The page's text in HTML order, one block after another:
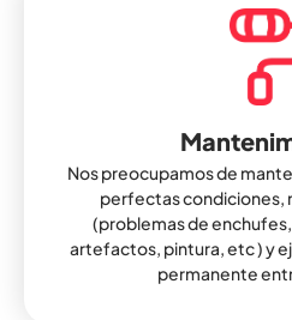
Nos preocupamos de
perfectas condiciones,
(problemas de
artefactos, pintura, etc ) y
permanente